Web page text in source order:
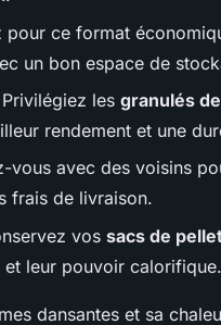
pour ce format
un bon espace de
les granulés
rendement et une
vous avec des voisins
frais de livraison.
vos sacs de
leur pouvoir calorifique.
dansantes et sa